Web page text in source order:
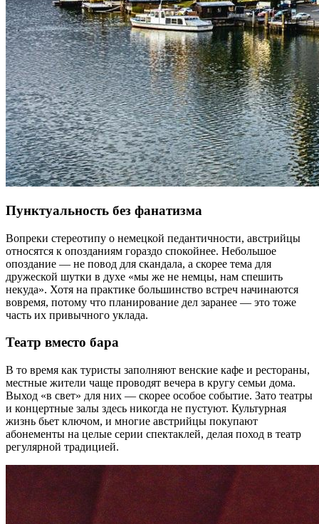
Пунктуальность без фанатизма
Вопреки стереотипу о немецкой педантичности, австрийцы
относятся к опозданиям гораздо спокойнее. Небольшое
опоздание — не повод для скандала, а скорее тема для
дружеской шутки в духе «мы же не немцы, нам спешить
некуда». Хотя на практике большинство встреч начинаются
вовремя, потому что планирование дел заранее — это тоже
часть их привычного уклада.
Театр вместо бара
В то время как туристы заполняют венские кафе и рестораны,
местные жители чаще проводят вечера в кругу семьи дома.
Выход «в свет» для них — скорее особое событие. Зато театры
и концертные залы здесь никогда не пустуют. Культурная
жизнь бьет ключом, и многие австрийцы покупают
абонементы на целые серии спектаклей, делая поход в театр
регулярной традицией.